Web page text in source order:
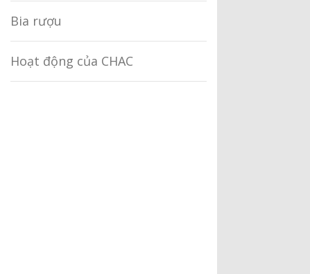
Bia rượu
Hoạt động của CHAC